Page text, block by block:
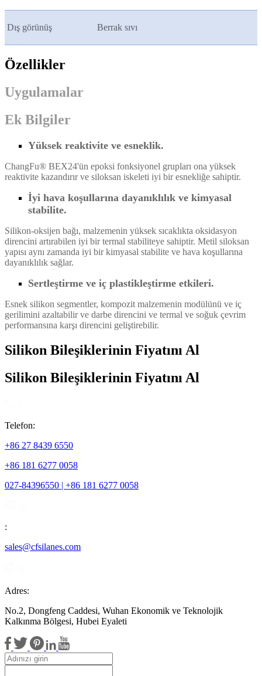
Dış görünüş Berrak sıvı
Özellikler
Uygulamalar
Ek Bilgiler
Yüksek reaktivite ve esneklik.
ChangFu® BEX24'ün epoksi fonksiyonel grupları ona yüksek
reaktivite kazandırır ve siloksan iskeleti iyi bir esnekliğe sahiptir.
İyi hava koşullarına dayanıklılık ve kimyasal
stabilite.
Silikon-oksijen bağı, malzemenin yüksek sıcaklıkta oksidasyon
direncini artırabilen iyi bir termal stabiliteye sahiptir. Metil siloksan
yapısı aynı zamanda iyi bir kimyasal stabilite ve hava koşullarına
dayanıklılık sağlar.
Sertleştirme ve iç plastikleştirme etkileri.
Esnek silikon segmentler, kompozit malzemenin modülünü ve iç
gerilimini azaltabilir ve darbe direncini ve termal ve soğuk çevrim
performansına karşı direncini geliştirebilir.
Silikon Bileşiklerinin Fiyatını Al
Silikon Bileşiklerinin Fiyatını Al
Telefon:
+86 27 8439 6550
+86 181 6277 0058
027-84396550 | +86 181 6277 0058
:
sales@cfsilanes.com
Adres:
No.2, Dongfeng Caddesi, Wuhan Ekonomik ve Teknolojik
Kalkınma Bölgesi, Hubei Eyaleti